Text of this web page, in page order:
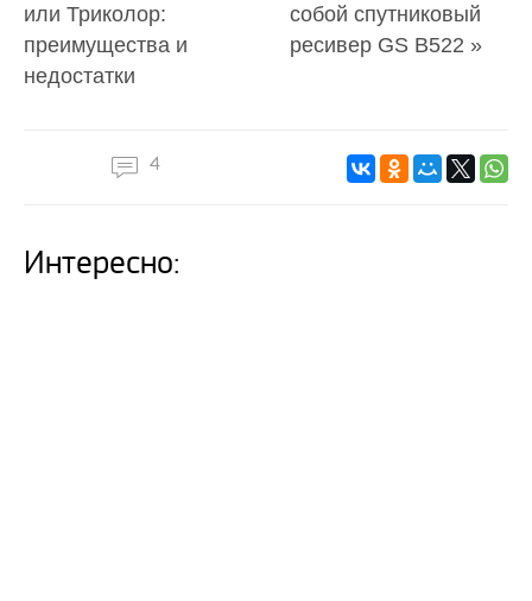
или Триколор:
преимущества и
недостатки
собой спутниковый
ресивер GS B522 »
4
Интересно: